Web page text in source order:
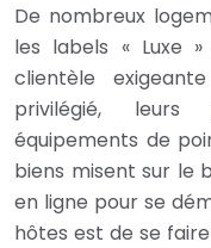
De nombreux
les labels « Luxe
clientèle
privilégié, leurs
équipements de
biens misent sur le
en ligne pour se
hôtes est de se